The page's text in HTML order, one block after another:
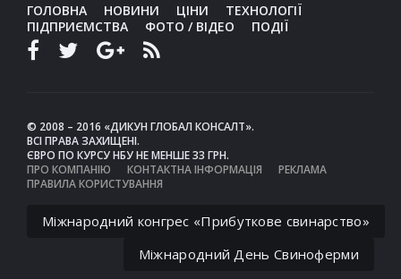
ГОЛОВНА НОВИНИ ЦІНИ
ТЕХНОЛОГІЇ
ПІДПРИЄМСТВА
ФОТО / ВІДЕО ПОДІЇ
© 2008 – 2016 «ДИКУН ГЛОБАЛ КОНСАЛТ».
ВСІ ПРАВА ЗАХИЩЕНІ.
ЄВРО ПО КУРСУ НБУ НЕ МЕНШЕ 33 ГРН.
ПРО КОМПАНІЮ
КОНТАКТНА ІНФОРМАЦІЯ
РЕКЛАМА
ПРАВИЛА КОРИСТУВАННЯ
Міжнародний конгрес «Прибуткове свинарство»
Міжнародний День Свиноферми